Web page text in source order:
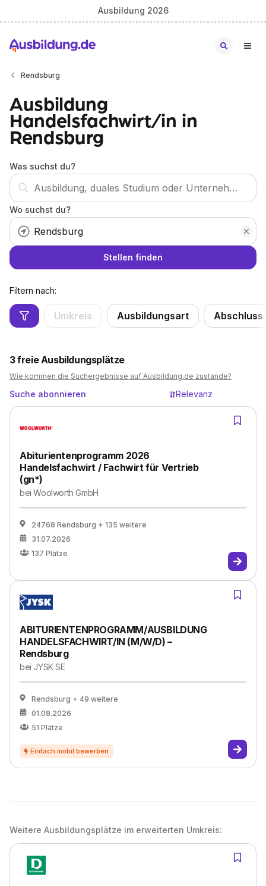
Ausbildung 2026
Rendsburg
Ausbildung
Handelsfachwirt/in in
Rendsburg
Was suchst du?
Wo suchst du?
Stellen finden
Filtern nach:
Umkreis Ausbildungsart Abschluss
3freie Ausbildungsplätze
Wie kommen die Suchergebnisse auf Ausbildung.de zustande?
Suche abonnieren Relevanz
Abiturientenprogramm 2026
Handelsfachwirt / Fachwirt für Vertrieb
(gn*)
beiWoolworth GmbH
24768 Rendsburg + 135 weitere
31.07.2026
137 Plätze
ABITURIENTENPROGRAMM/AUSBILDUNG
HANDELSFACHWIRT/IN (M/W/D) –
Rendsburg
bei JYSK SE
Rendsburg + 49 weitere
01.08.2026
51 Plätze
Weitere Ausbildungsplätze im erweiterten Umkreis: